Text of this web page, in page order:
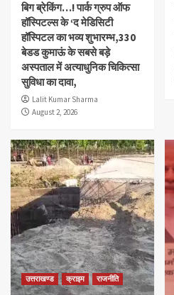
बिग ब्रेकिंग…! पार्क ग्रुप ऑफ
हॉस्पिटल्स के ‘द मेडिसिटी
हॉस्पिटल का भव्य शुभारम्भ,330
बेडड कुमाऊं के सबसे बड़े
अस्पताल में अत्याधुनिक चिकित्सा
सुविधा का दावा,
Lalit Kumar Sharma
August 2, 2026
उत्तराखण्ड क्राइम राजनीति